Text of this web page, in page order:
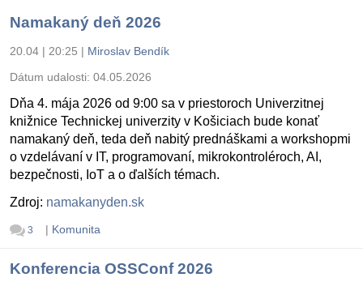
Namakaný deň 2026
20.04 | 20:25 | Miroslav Bendík
Dátum udalosti: 04.05.2026
Dňa 4. mája 2026 od 9:00 sa v priestoroch Univerzitnej
knižnice Technickej univerzity v Košiciach bude konať
namakaný deň, teda deň nabitý prednáškami a workshopmi
o vzdelávaní v IT, programovaní, mikrokontroléroch, AI,
bezpečnosti, IoT a o ďalších témach.
Zdroj: namakanyden.sk
3 | Komunita
Konferencia OSSConf 2026